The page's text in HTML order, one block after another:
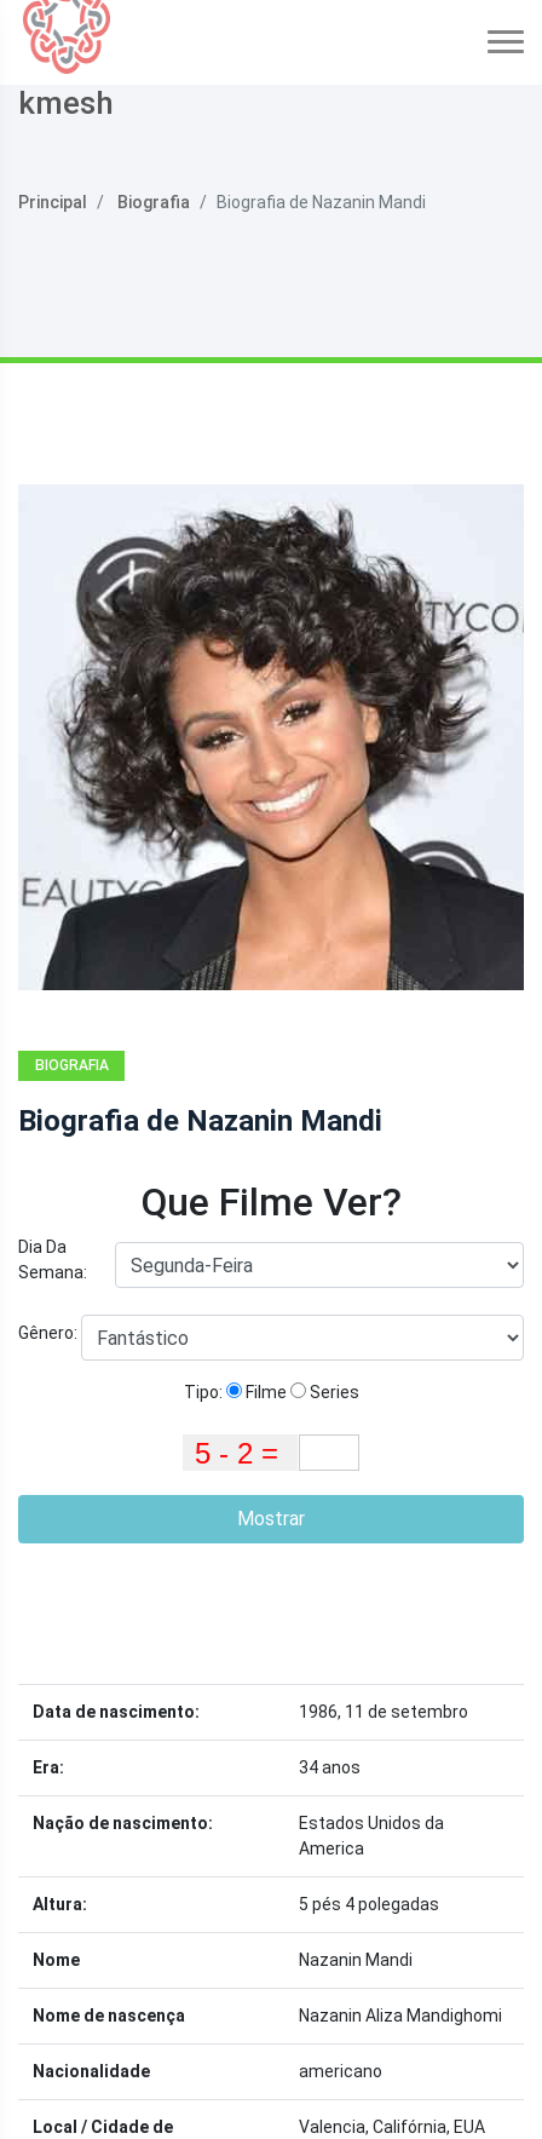
kmesh
Principal Biografia Biografia de Nazanin Mandi
BIOGRAFIA
Biografia de Nazanin Mandi
Que Filme Ver?
Dia Da
Semana:
Gênero:
Tipo: Filme Series
Mostrar
Data de nascimento: 1986, 11 de setembro
Era: 34 anos
Nação de nascimento:
Estados Unidos da
America
Altura: 5 pés 4 polegadas
Nome Nazanin Mandi
Nome de nascença Nazanin Aliza Mandighomi
Nacionalidade americano
Local / Cidade de
Valencia, Califórnia, EUA